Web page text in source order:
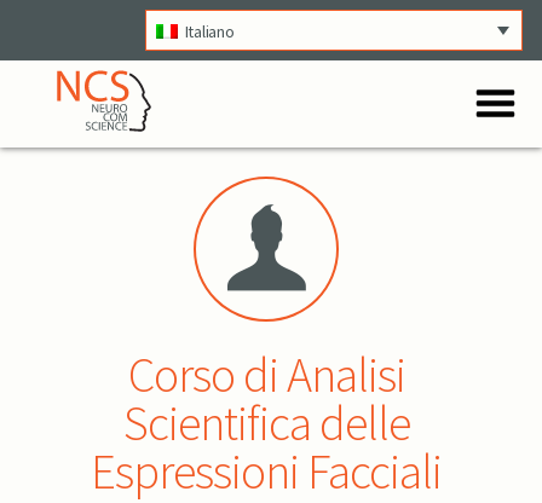
Italiano
Menu
Corso di Analisi
Scientifica delle
Espressioni Facciali